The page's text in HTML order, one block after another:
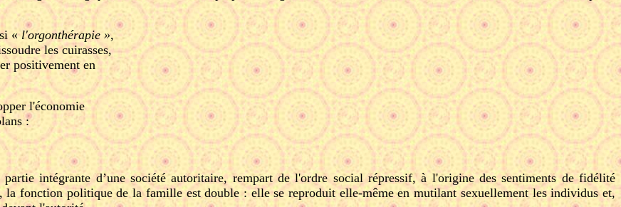
«l'orgonthérapie »,
les cuirasses,
positivement en
l'économie
:
intégrante d’une société autoritaire, rempart de l'ordre social répressif, à l'origine des sentiments de fidélité
fonction politique de la famille est double : elle se reproduit elle-même en mutilant sexuellement les individus et,